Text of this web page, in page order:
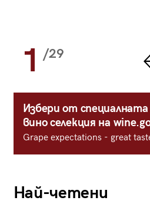
1 /29
Избери от специалната
вино селекция на
Grape expectations - great
Най-четени